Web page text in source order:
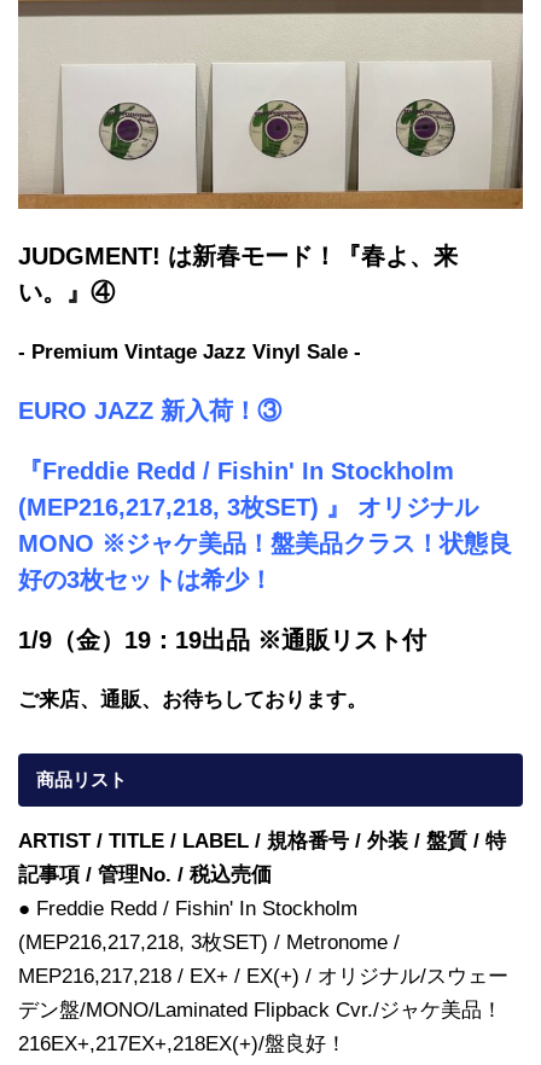
JUDGMENT! は新春モード！『春よ、来
い。』④
- Premium Vintage Jazz Vinyl Sale -
EURO JAZZ 新入荷！③
『Freddie Redd / Fishin' In Stockholm
(MEP216,217,218, 3枚SET) 』 オリジナル
MONO ※ジャケ美品！盤美品クラス！状態良
好の3枚セットは希少！
1/9（金）19：19出品 ※通販リスト付
ご来店、通販、お待ちしております。
商品リスト
ARTIST / TITLE / LABEL / 規格番号 / 外装 / 盤質 / 特
記事項 / 管理No. / 税込売価
● Freddie Redd / Fishin' In Stockholm
(MEP216,217,218, 3枚SET) / Metronome /
MEP216,217,218 / EX+ / EX(+) / オリジナル/スウェー
デン盤/MONO/Laminated Flipback Cvr./ジャケ美品！
216EX+,217EX+,218EX(+)/盤良好！